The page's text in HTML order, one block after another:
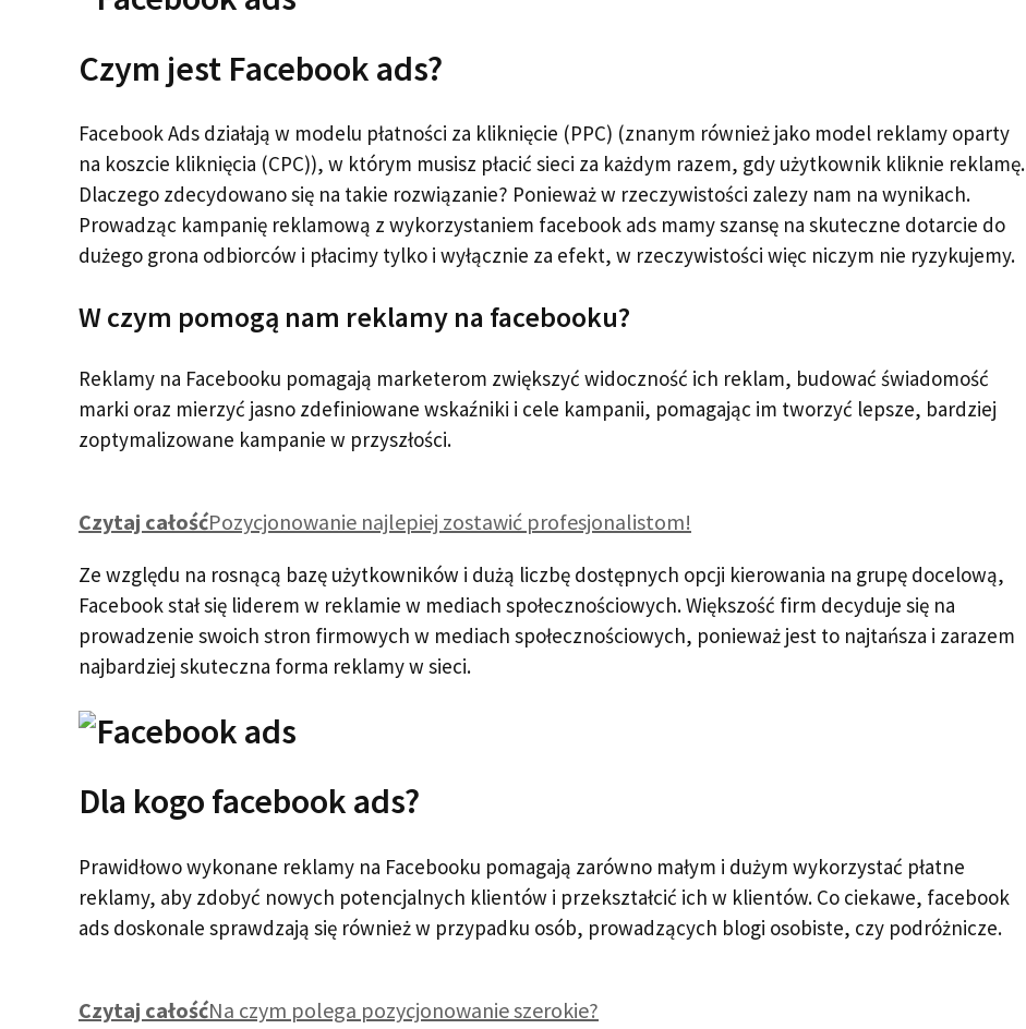
Czym jest Facebook ads?
Facebook Ads działają w modelu płatności za kliknięcie (PPC) (znanym również jako model reklamy oparty
na koszcie kliknięcia (CPC)), w którym musisz płacić sieci za każdym razem, gdy użytkownik kliknie reklamę.
Dlaczego zdecydowano się na takie rozwiązanie? Ponieważ w rzeczywistości zalezy nam na wynikach.
Prowadząc kampanię reklamową z wykorzystaniem facebook ads mamy szansę na skuteczne dotarcie do
dużego grona odbiorców i płacimy tylko i wyłącznie za efekt, w rzeczywistości więc niczym nie ryzykujemy.
W czym pomogą nam reklamy na facebooku?
Reklamy na Facebooku pomagają marketerom zwiększyć widoczność ich reklam, budować świadomość
marki oraz mierzyć jasno zdefiniowane wskaźniki i cele kampanii, pomagając im tworzyć lepsze, bardziej
zoptymalizowane kampanie w przyszłości.
Czytaj całośćPozycjonowanie najlepiej zostawić profesjonalistom!
Ze względu na rosnącą bazę użytkowników i dużą liczbę dostępnych opcji kierowania na grupę docelową,
Facebook stał się liderem w reklamie w mediach społecznościowych. Większość firm decyduje się na
prowadzenie swoich stron firmowych w mediach społecznościowych, ponieważ jest to najtańsza i zarazem
najbardziej skuteczna forma reklamy w sieci.
Dla kogo facebook ads?
Prawidłowo wykonane reklamy na Facebooku pomagają zarówno małym i dużym wykorzystać płatne
reklamy, aby zdobyć nowych potencjalnych klientów i przekształcić ich w klientów. Co ciekawe, facebook
ads doskonale sprawdzają się również w przypadku osób, prowadzących blogi osobiste, czy podróżnicze.
Czytaj całośćNa czym polega pozycjonowanie szerokie?